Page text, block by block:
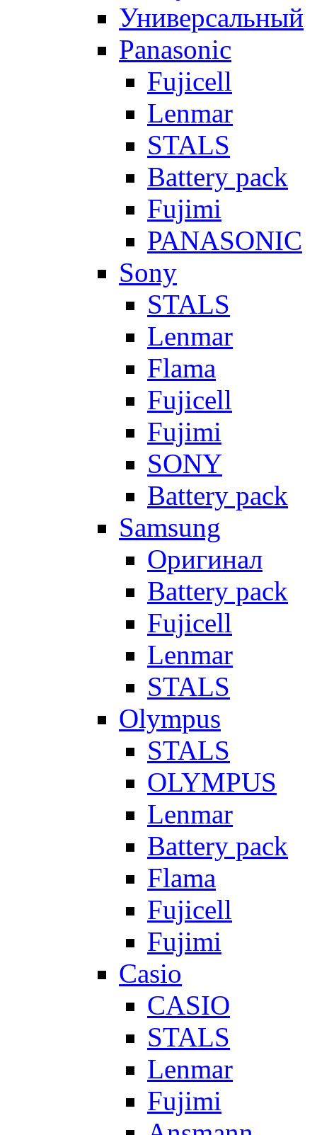
Универсальный
Panasonic
Fujicell
Lenmar
STALS
Battery pack
Fujimi
PANASONIC
Sony
STALS
Lenmar
Flama
Fujicell
Fujimi
SONY
Battery pack
Samsung
Оригинал
Battery pack
Fujicell
Lenmar
STALS
Olympus
STALS
OLYMPUS
Lenmar
Battery pack
Flama
Fujicell
Fujimi
Casio
CASIO
STALS
Lenmar
Fujimi